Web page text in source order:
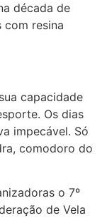
década de
com resina
capacidade
Os dias
impecável. Só
comodoro do
o 7º
de Vela